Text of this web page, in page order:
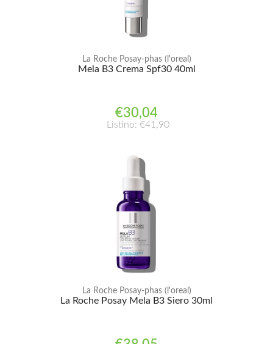
La Roche Posay-phas (l'oreal)
Mela B3 Crema Spf30 40ml
€30,04
Listino: €41,90
La Roche Posay-phas (l'oreal)
La Roche Posay Mela B3 Siero 30ml